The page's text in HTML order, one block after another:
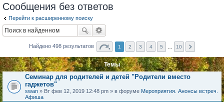
Сообщения без ответов
Перейти к расширенному поиску
Найдено 498 результатов 1 2 3 4 5 10
Темы
Семинар для родителей и детей "Родители вместо
гаджетов"
swan » Вт фев 12, 2019 12:48 pm » в форуме Мероприятия. Анонсы встреч.
Афиша